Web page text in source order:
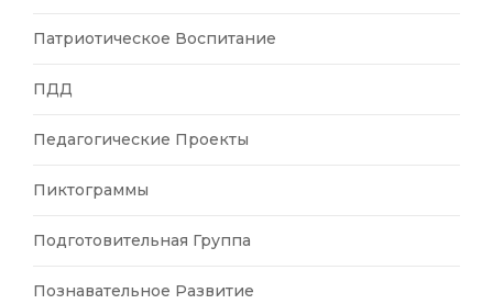
Патриотическое Воспитание
ПДД
Педагогические Проекты
Пиктограммы
Подготовительная Группа
Познавательное Развитие